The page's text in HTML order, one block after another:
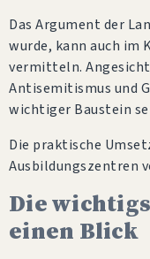
Das Argument der
wurde, kann auch im
vermitteln.
Antisemitismus und
wichtiger Baustein
Die praktische
Ausbildungszentren
Die
einen Blick